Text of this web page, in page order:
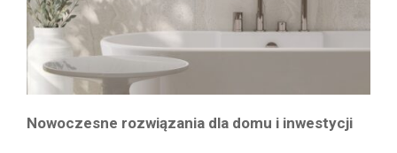
Nowoczesne rozwiązania dla domu i inwestycji